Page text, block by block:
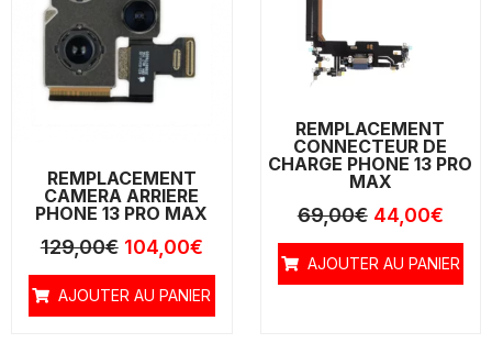
REMPLACEMENT
CAMERA ARRIERE
PHONE 13 PRO MAX
129,00€
129,00€.
104,00€
AJOUTER AU PANIER
REMPLACEMENT
CONNECTEUR DE
CHARGE PHONE 13 PRO
MAX
69,00€ 44,00€
AJOUTER AU PANIER